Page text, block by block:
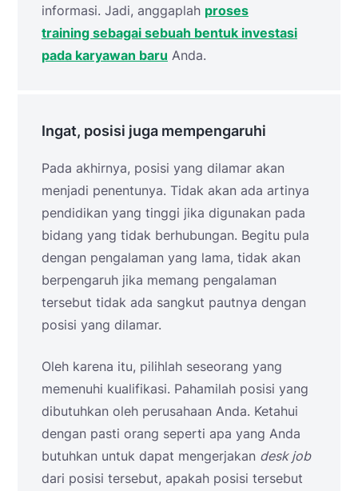
informasi. Jadi, anggaplah proses
training sebagai sebuah bentuk investasi
pada karyawan baru Anda.
Ingat, posisi juga mempengaruhi
Pada akhirnya, posisi yang dilamar akan
menjadi penentunya. Tidak akan ada artinya
pendidikan yang tinggi jika digunakan pada
bidang yang tidak berhubungan. Begitu pula
dengan pengalaman yang lama, tidak akan
berpengaruh jika memang pengalaman
tersebut tidak ada sangkut pautnya dengan
posisi yang dilamar.
Oleh karena itu, pilihlah seseorang yang
memenuhi kualifikasi. Pahamilah posisi yang
dibutuhkan oleh perusahaan Anda. Ketahui
dengan pasti orang seperti apa yang Anda
butuhkan untuk dapat mengerjakan desk job
dari posisi tersebut, apakah posisi tersebut